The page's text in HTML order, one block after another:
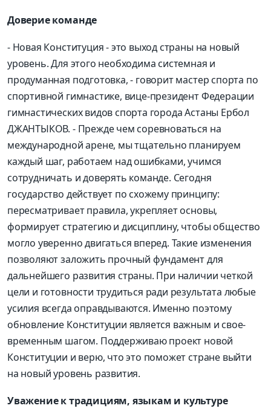
Доверие команде
- Новая Конституция - это выход страны на новый
уровень. Для этого необходима сис­темная и
продуманная подготовка, - говорит мастер спорта по
спортивной гимнастике, вице-президент Федерации
гимнастических видов спорта города Астаны Ербол
ДЖАНТЫКОВ. - Прежде чем соревноваться на
международной арене, мы тщательно планируем
каждый шаг, работаем над ошибками, учимся
сотрудничать и доверять команде. Сегодня
государство действует по схожему принципу:
пересматривает правила, укрепляет основы,
формирует стратегию и дисциплину, чтобы общество
могло уверенно двигаться вперед. Такие изменения
позволяют заложить прочный фундамент для
дальнейшего развития страны. При наличии четкой
цели и готовности трудиться ради результата любые
усилия всегда оправдываются. Именно поэтому
обновление Конституции является важным и свое­
временным шагом. Поддерживаю проект новой
Конституции и верю, что это поможет стране выйти
на новый уровень развития.
Уважение к традициям, языкам и культуре